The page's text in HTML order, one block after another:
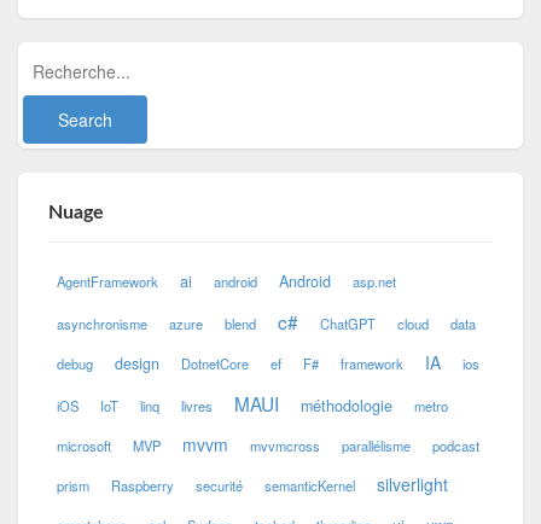
Nuage
AgentFramework ai android Android asp.net
asynchronisme azure blend c# ChatGPT cloud data
debug design DotnetCore ef F# framework IA ios
iOS IoT linq livres MAUI méthodologie metro
microsoft MVP mvvm mvvmcross parallélisme podcast
prism Raspberry securité semanticKernel silverlight